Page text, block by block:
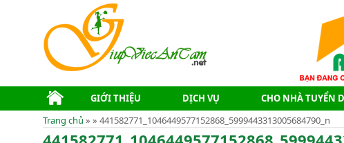
GIỚI THIỆU DỊCH VỤ CHO NHÀ TUYỂN
Trang chủ » » 441582771_1046449577152868_5999443313005684790_n